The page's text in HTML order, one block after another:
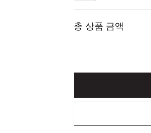
총 상품 금액